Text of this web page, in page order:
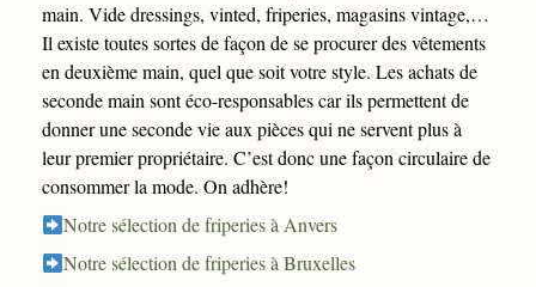
main. Vide dressings, vinted, friperies, magasins vintage,…
Il existe toutes sortes de façon de se procurer des vêtements
en deuxième main, quel que soit votre style. Les achats de
seconde main sont éco-responsables car ils permettent de
donner une seconde vie aux pièces qui ne servent plus à
leur premier propriétaire. C’est donc une façon circulaire de
consommer la mode. On adhère!
Notre sélection de friperies à Anvers
Notre sélection de friperies à Bruxelles